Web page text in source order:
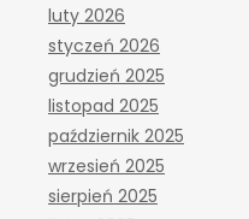
luty 2026
styczeń 2026
grudzień 2025
listopad 2025
październik 2025
wrzesień 2025
sierpień 2025